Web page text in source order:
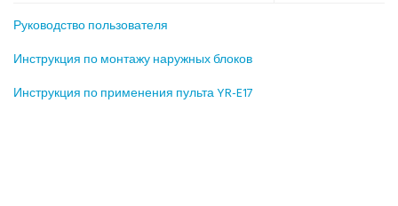
Руководство пользователя
Инструкция по монтажу наружных блоков
Инструкция по применения пульта YR-E17